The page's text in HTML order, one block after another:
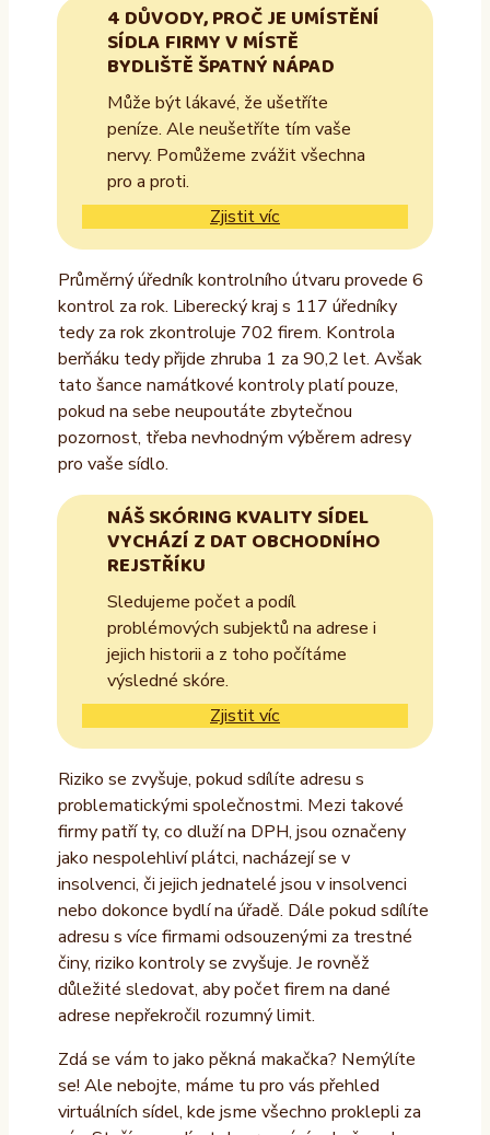
4 DŮVODY, PROČ JE UMÍSTĚNÍ
SÍDLA FIRMY V MÍSTĚ
BYDLIŠTĚ ŠPATNÝ NÁPAD
Může být lákavé, že ušetříte
peníze. Ale neušetříte tím vaše
nervy. Pomůžeme zvážit všechna
pro a proti.
Zjistit víc
Průměrný úředník kontrolního útvaru provede 6
kontrol za rok. Liberecký kraj s 117 úředníky
tedy za rok zkontroluje 702 firem. Kontrola
berňáku tedy přijde zhruba 1 za 90,2 let. Avšak
tato šance namátkové kontroly platí pouze,
pokud na sebe neupoutáte zbytečnou
pozornost, třeba nevhodným výběrem adresy
pro vaše sídlo.
NÁŠ SKÓRING KVALITY SÍDEL
VYCHÁZÍ Z DAT OBCHODNÍHO
REJSTŘÍKU
Sledujeme počet a podíl
problémových subjektů na adrese i
jejich historii a z toho počítáme
výsledné skóre.
Zjistit víc
Riziko se zvyšuje, pokud sdílíte adresu s
problematickými společnostmi. Mezi takové
firmy patří ty, co dluží na DPH, jsou označeny
jako nespolehliví plátci, nacházejí se v
insolvenci, či jejich jednatelé jsou v insolvenci
nebo dokonce bydlí na úřadě. Dále pokud sdílíte
adresu s více firmami odsouzenými za trestné
činy, riziko kontroly se zvyšuje. Je rovněž
důležité sledovat, aby počet firem na dané
adrese nepřekročil rozumný limit.
Zdá se vám to jako pěkná makačka? Nemýlíte
se! Ale nebojte, máme tu pro vás přehled
virtuálních sídel, kde jsme všechno proklepli za